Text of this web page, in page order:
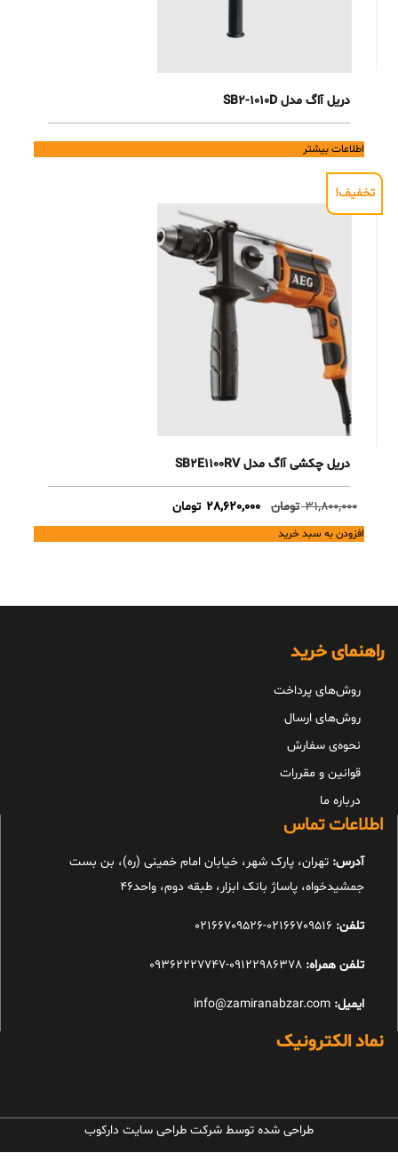
دریل آاگ مدل SB2-1010D
اطلاعات بیشتر
تخفیف!
دریل چکشی آاگ مدل SB2E1100RV
31,800,000 تومان
Original
price
was:
28,620,000 تومانCurrent
price
is:
افزودن به سبد خرید
راهنمای خرید
روش‌های پرداخت
روش‌های ارسال
نحوه‌ی سفارش
قوانین و مقررات
درباره ما
اطلاعات تماس
آدرس: تهران، پارک شهر، خیابان امام خمینی (ره)، بن بست
جمشیدخواه، پاساژ بانک ابزار، طبقه دوم، واحد46
تلفن:
تلفن همراه: 09122986378-09362227747
ایمیل:
نماد الکترونیک
طراحی شده توسط شرکت طراحی سایت دارکوب